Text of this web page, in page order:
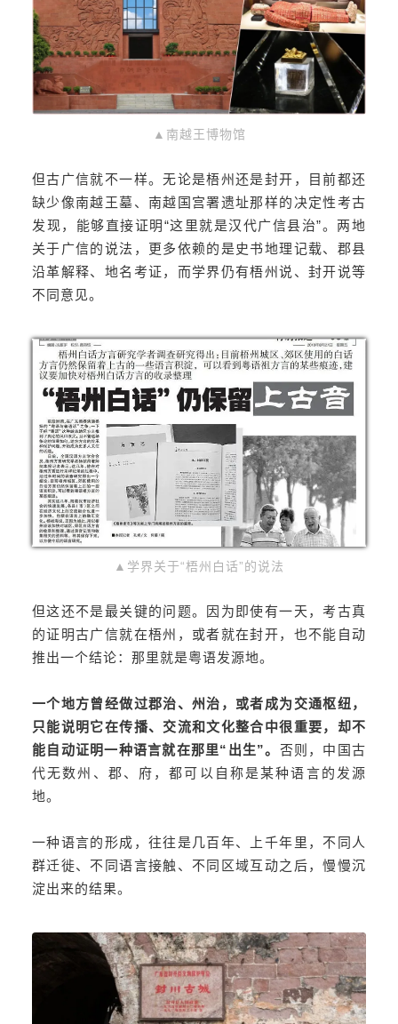
▲南越王博物馆
但古广信就不一样。无论是梧州还是封开，目前都还
缺少像南越王墓、南越国宫署遗址那样的决定性考古
发现，能够直接证明“这里就是汉代广信县治”。两地
关于广信的说法，更多依赖的是史书地理记载、郡县
沿革解释、地名考证，而学界仍有梧州说、封开说等
不同意见。
▲学界关于“梧州白话”的说法
但这还不是最关键的问题。因为即使有一天，考古真
的证明古广信就在梧州，或者就在封开，也不能自动
推出一个结论：那里就是粤语发源地。
一个地方曾经做过郡治、州治，或者成为交通枢纽，
只能说明它在传播、交流和文化整合中很重要，却不
能自动证明一种语言就在那里“出生”。 否则，中国古
代无数州、郡、府，都可以自称是某种语言的发源
地。
一种语言的形成，往往是几百年、上千年里，不同人
群迁徙、不同语言接触、不同区域互动之后，慢慢沉
淀出来的结果。